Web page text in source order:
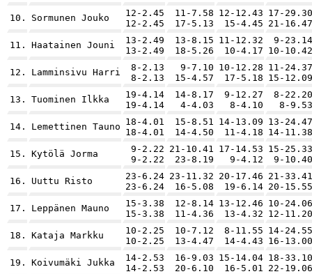
10. Sormunen Jouko
12-2.45
12-2.45
11-7.58
17-5.13
12-12.43
15-4.45
17-29.30
21-16.47
11. Haatainen Jouni
13-2.49
13-2.49
13-8.15
18-5.26
11-12.32
10-4.17
9-23.14
10-10.42
12. Lamminsivu Harri
8-2.13
8-2.13
9-7.10
15-4.57
10-12.28
17-5.18
11-24.37
15-12.09
13. Tuominen Ilkka
19-4.14
19-4.14
14-8.17
4-4.03
9-12.27
8-4.10
8-22.20
8-9.53
14. Lemettinen Tauno 18-4.01
18-4.01
15-8.51
14-4.50
14-13.09
11-4.18
13-24.47
14-11.38
15. Kytölä Jorma
9-2.22
9-2.22
21-10.41
23-8.19
17-14.53
9-4.12
15-25.33
9-10.40
16. Uuttu Risto
23-6.24
23-6.24
23-11.32
16-5.08
20-17.46
19-6.14
21-33.41
20-15.55
17. Leppänen Mauno
15-3.38
15-3.38
12-8.14
11-4.36
13-12.46
13-4.32
10-24.06
12-11.20
18. Kataja Markku
10-2.25
10-2.25
10-7.12
13-4.47
8-11.55
14-4.43
14-24.55
16-13.00
19. Koivumäki Jukka
14-2.53
14-2.53
16-9.03
20-6.10
15-14.04
16-5.01
18-33.10
22-19.06